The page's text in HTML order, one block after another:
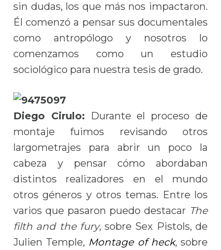
sin dudas, los que más nos impactaron.
Él comenzó a pensar sus documentales
como antropólogo y nosotros lo
comenzamos como un estudio
sociológico para nuestra tesis de grado.
Diego Cirulo: Durante el proceso de
montaje fuimos revisando otros
largometrajes para abrir un poco la
cabeza y pensar cómo abordaban
distintos realizadores en el mundo
otros géneros y otros temas. Entre los
varios que pasaron puedo destacar The
filth and the fury, sobre Sex Pistols, de
Julien Temple, Montage of heck, sobre